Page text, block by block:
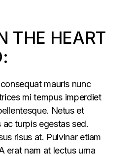
THE HEART
mauris nunc
mi tempus imperdiet
Netus et
ac turpis egestas sed.
risus at. Pulvinar etiam
erat nam at lectus urna